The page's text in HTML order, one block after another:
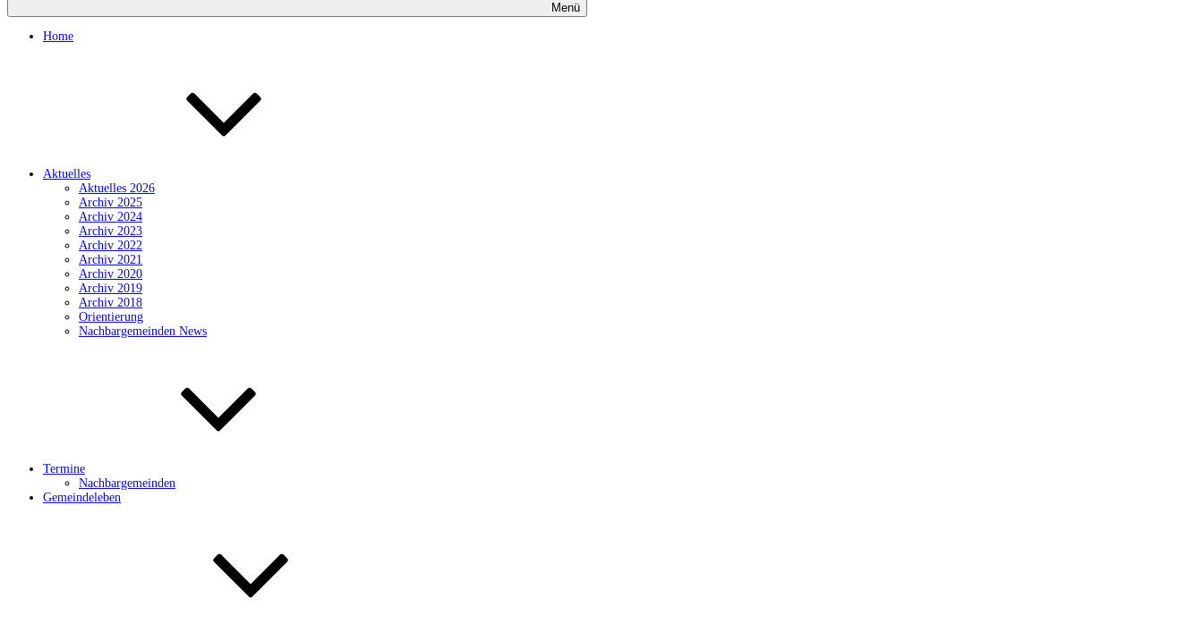
Menü
Home
Aktuelles
Aktuelles 2026
Archiv 2025
Archiv 2024
Archiv 2023
Archiv 2022
Archiv 2021
Archiv 2020
Archiv 2019
Archiv 2018
Orientierung
Nachbargemeinden News
Termine
Nachbargemeinden
Gemeindeleben